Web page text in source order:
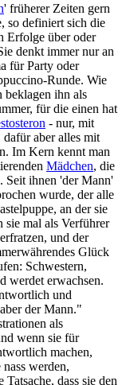
' früherer Zeiten gern
so definiert sich die
Erfolge über oder
denkt immer nur an
für Party oder
Runde. Wie
beklagen ihn als
für die einen hat
- nur, mit
aber alles mit
Im Kern kennt man
Mädchen, die
Seit ihnen 'der Mann'
wurde, der alle
an der sie
sie mal als Verführer
und der
Glück
Schwestern,
werdet erwachsen.
und
der Mann."
als
wenn sie für
machen,
nass werden,
dass sie den